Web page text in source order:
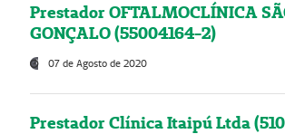
Prestador OFTALMOCLÍNICA
GONÇALO (55004164-2)
07 de Agosto de 2020
Prestador Clínica Itaipú Ltda